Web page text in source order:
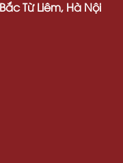
Từ Liêm, Hà Nội